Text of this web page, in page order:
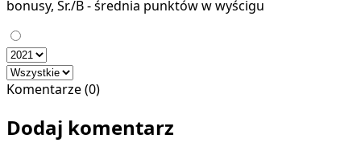
bonusy, Śr./B - średnia punktów w wyścigu
Komentarze (0)
Dodaj komentarz